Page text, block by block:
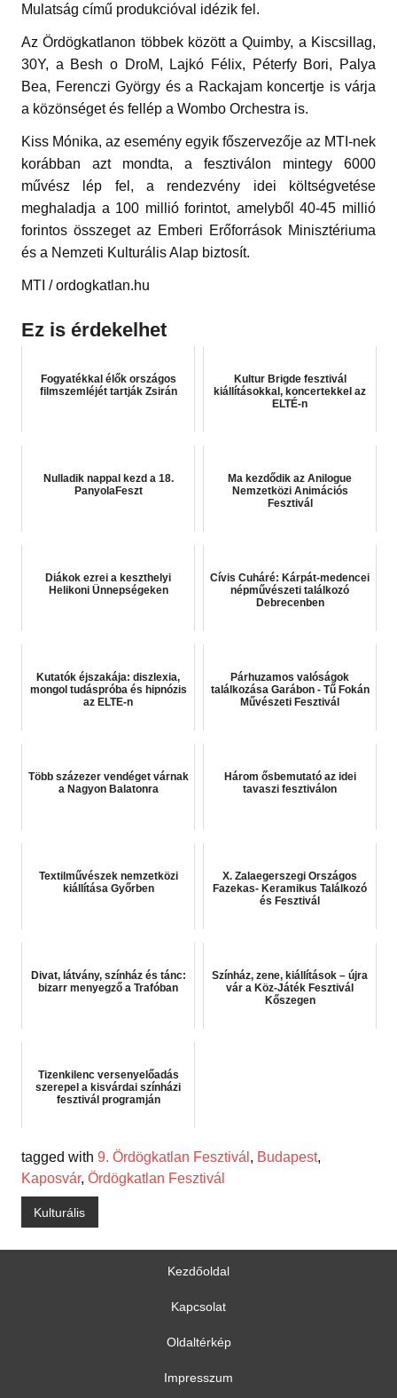
Mulatság című produkcióval idézik fel.
Az Ördögkatlanon többek között a Quimby, a Kiscsillag,
30Y, a Besh o DroM, Lajkó Félix, Péterfy Bori, Palya
Bea, Ferenczi György és a Rackajam koncertje is várja
a közönséget és fellép a Wombo Orchestra is.
Kiss Mónika, az esemény egyik főszervezője az MTI-nek
korábban azt mondta, a fesztiválon mintegy 6000
művész lép fel, a rendezvény idei költségvetése
meghaladja a 100 millió forintot, amelyből 40-45 millió
forintos összeget az Emberi Erőforrások Minisztériuma
és a Nemzeti Kulturális Alap biztosít.
MTI / ordogkatlan.hu
Ez is érdekelhet
Fogyatékkal élők országos
filmszemléjét tartják Zsirán
Kultur Brigde fesztivál
kiállításokkal, koncertekkel az
ELTÉ-n
Nulladik nappal kezd a 18.
PanyolaFeszt
Ma kezdődik az Anilogue
Nemzetközi Animációs
Fesztivál
Diákok ezrei a keszthelyi
Helikoni Ünnepségeken
Cívis Cuháré: Kárpát-medencei
népművészeti találkozó
Debrecenben
Kutatók éjszakája: diszlexia,
mongol tudáspróba és hipnózis
az ELTE-n
Párhuzamos valóságok
találkozása Garábon - Tű Fokán
Művészeti Fesztivál
Több százezer vendéget várnak
a Nagyon Balatonra
Három ősbemutató az idei
tavaszi fesztiválon
Textilművészek nemzetközi
kiállítása Győrben
X. Zalaegerszegi Országos
Fazekas- Keramikus Találkozó
és Fesztivál
Divat, látvány, színház és tánc:
bizarr menyegző a Trafóban
Színház, zene, kiállítások – újra
vár a Köz-Játék Fesztivál
Kőszegen
Tizenkilenc versenyelőadás
szerepel a kisvárdai színházi
fesztivál programján
tagged with 9. Ördögkatlan Fesztivál , Budapest,
Kaposvár, Ördögkatlan Fesztivál
Kulturális
Kezdőoldal
Kapcsolat
Oldaltérkép
Impresszum